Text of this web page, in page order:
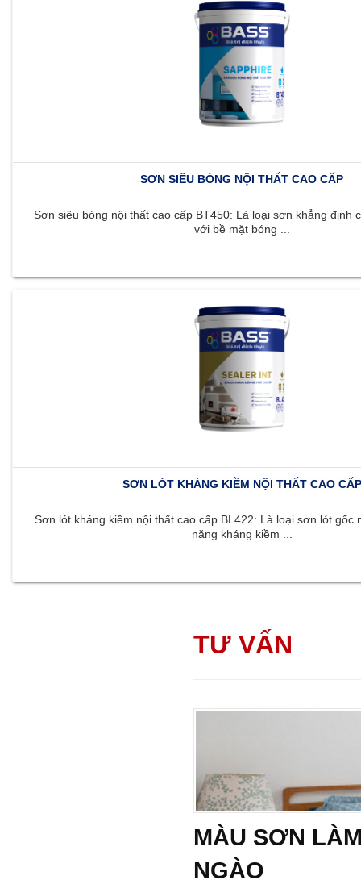
SƠN SIÊU BÓNG NỘI THẤT CAO CẤP
Sơn siêu bóng nội thất cao cấp BT450: Là loại sơn khẳng định
với bề mặt bóng ...
SƠN LÓT KHÁNG KIỀM NỘI THẤT CAO CẤP
Sơn lót kháng kiềm nội thất cao cấp BL422: Là loại sơn lót gốc
năng kháng kiềm ...
TƯ VẤN
MÀU SƠN
NGÀO